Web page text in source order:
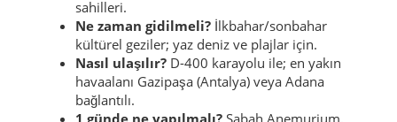
sahilleri.
Ne zaman gidilmeli? İlkbahar/sonbahar
kültürel geziler; yaz deniz ve plajlar için.
Nasıl ulaşılır? D-400 karayolu ile; en yakın
havaalanı Gazipaşa (Antalya) veya Adana
bağlantılı.
1 günde ne yapılmalı? Sabah Anemurium,